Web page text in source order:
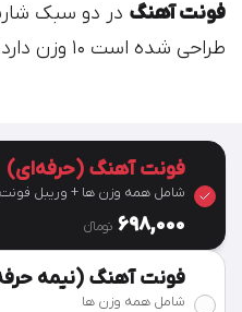
فونت آهنگ در دو سبک
طراحی شده است ۱۰ وزن دارد و دارای نسخه متغییر است.
فونت آهنگ (حرفه‌ای)
شامل همه وزن ها + وریبل فونت
698,000 تومان‫ء‬
فونت آهنگ (نیمه
شامل همه وزن ها